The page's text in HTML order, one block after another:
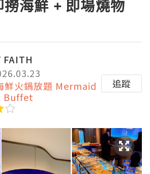
海鮮 + 即場燒物
FAITH
鮮火鍋放題 Mermaid
Buffet
追蹤